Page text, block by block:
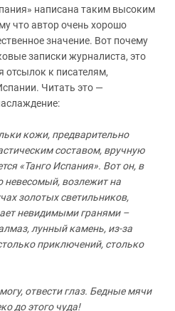
написана таким высоким
что автор очень хорошо
значение. Вот почему
записки журналиста, это
отсылок к писателям,
Читать это —
кожи, предварительно
составом, вручную
«Танго Испания». Вот он, в
невесомый, возлежит на
золотых светильников,
невидимыми гранями –
лунный камень, из-за
приключений, столько
отвести глаз. Бедные мячи
до этого чуда!